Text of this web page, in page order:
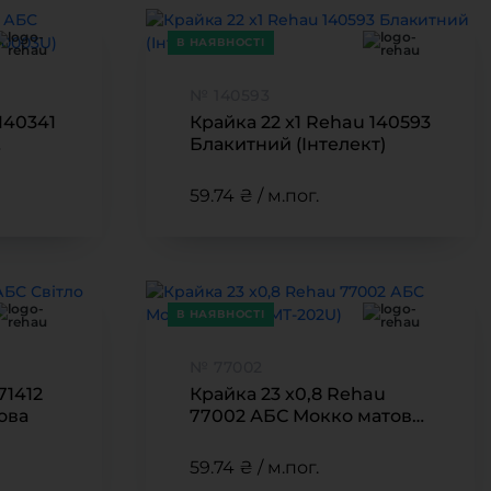
В НАЯВНОСТІ
Крайка 22 x1 Rehau 140593
Блакитний (Інтелект)
59.74 ₴ / м.пог.
В НАЯВНОСТІ
Крайка 23 x0,8 Rehau
77002 АБС Мокко матова
59.74 ₴ / м.пог.